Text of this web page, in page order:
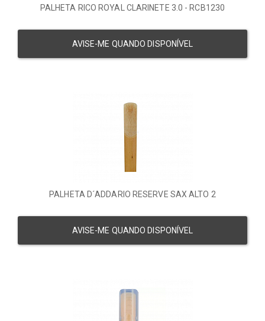
PALHETA RICO ROYAL CLARINETE 3.0 - RCB1230
AVISE-ME QUANDO DISPONÍVEL
PALHETA D´ADDARIO RESERVE SAX ALTO 2
AVISE-ME QUANDO DISPONÍVEL